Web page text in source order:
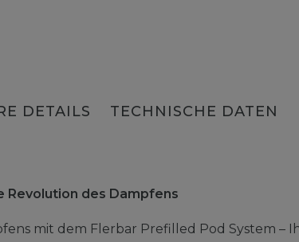
DETAILS TECHNISCHE DATEN
Revolution des Dampfens
mit dem Flerbar Prefilled Pod System –